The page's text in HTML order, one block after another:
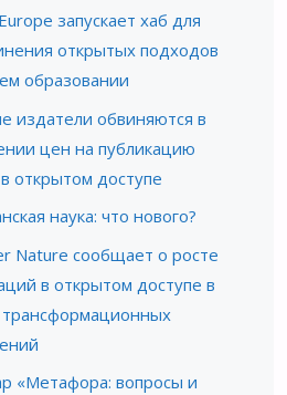
запускает хаб для
открытых подходов
образовании
издатели обвиняются в
цен на публикацию
открытом доступе
наука: что нового?
Nature сообщает о росте
в открытом доступе в
трансформационных
«Метафора: вопросы и